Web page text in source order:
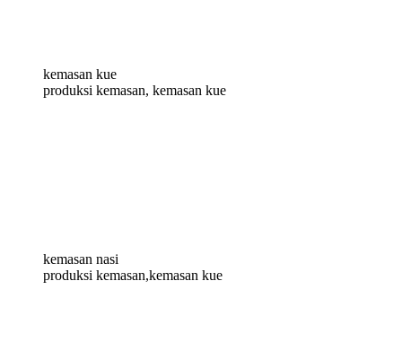
kemasan kue
produksi kemasan, kemasan kue
kemasan nasi
produksi kemasan,kemasan kue